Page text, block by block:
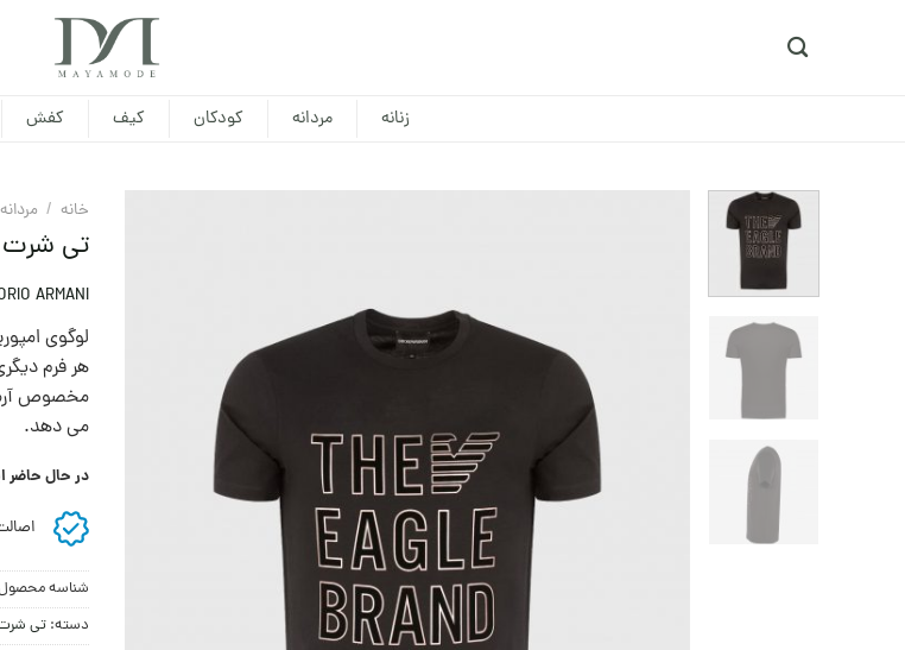
زنانه مردانه کودکان کیف کفش
خانه / مردانه
تی شرت
ARMANI
لوگوی
هر فرم
مخصوص
می دهد.
در حال حاضر
شناسه
دسته: تی